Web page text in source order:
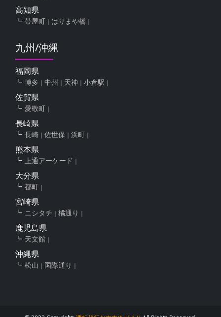
高知県
帯屋町 はりまや橋
九州/沖縄
福岡県
博多 中州 天神 小倉駅
佐賀県
愛敬町
長崎県
長崎 佐世保 浜町
熊本県
上通アーケード
大分県
都町
宮崎県
ニシタチ 橘通り
鹿児島県
天文館
沖縄県
松山 国際通り